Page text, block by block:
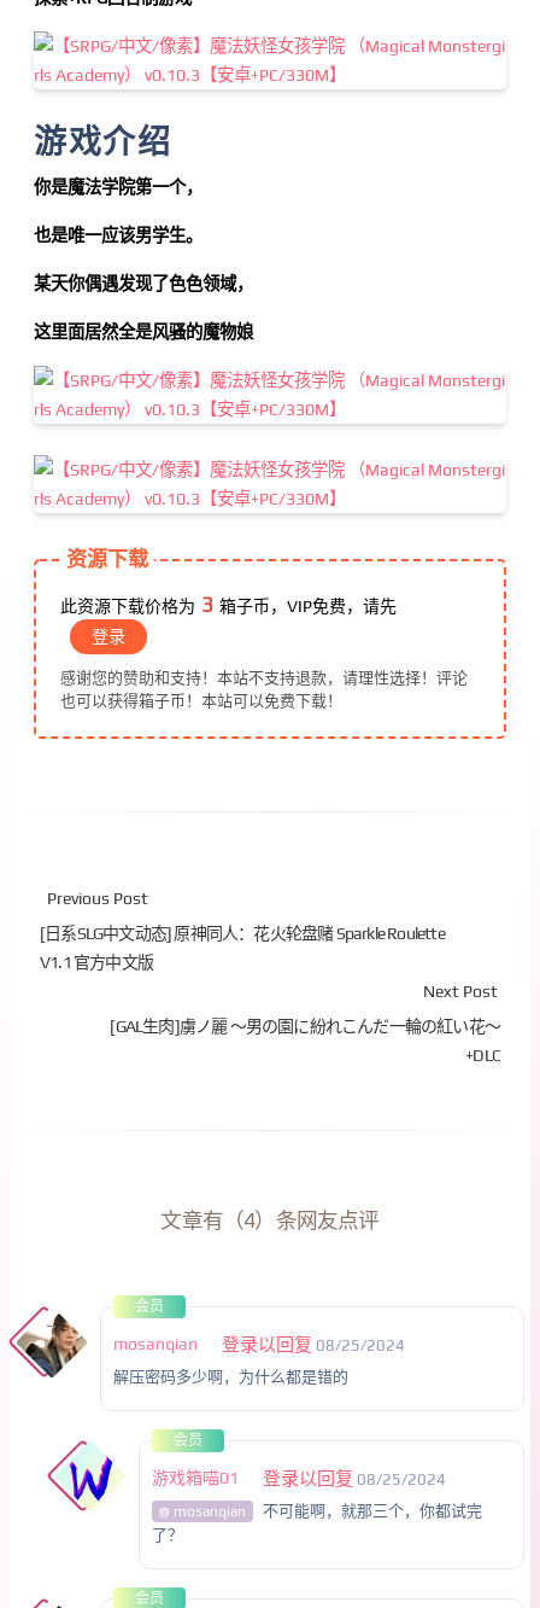
游戏介绍
你是魔法学院第一个，
也是唯一应该男学生。
某天你偶遇发现了色色领域，
这里面居然全是风骚的魔物娘
资源下载
此资源下载价格为 3 箱子币，VIP免费，请先
登录
感谢您的赞助和支持！本站不支持退款，请理性选择！评论
也可以获得箱子币！本站可以免费下载！
Previous Post
[日系SLG中文动态] 原神同人：花火轮盘赌 Sparkle Roulette
V1.1 官方中文版
Next Post
[GAL生肉]虜ノ麗 ～男の園に紛れこんだ一輪の紅い花～
+DLC
文章有（4）条网友点评
会员
登录以回复
mosanqian
08/25/2024
解压密码多少啊，为什么都是错的
会员
登录以回复
游戏箱喵01 08/25/2024
@ mosanqian
不可能啊，就那三个，你都试完
了？
会员